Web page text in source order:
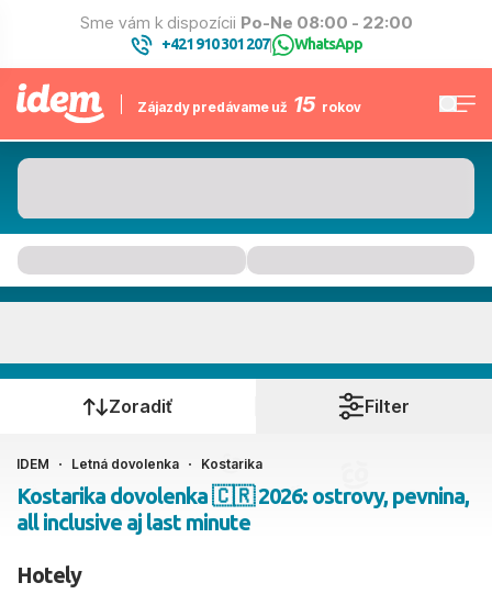
Sme vám k dispozícii Po-Ne 08:00 - 22:00
+421 910 301 207| WhatsApp
Zájazdy predávame už 15 rokov
Kedy cestujete?
Ako cestujete?
Zoradiť Filter
IDEM Letná dovolenka Kostarika
Kostarika dovolenka 🇨🇷 2026: ostrovy, pevnina,
all inclusive aj last minute
Hotely